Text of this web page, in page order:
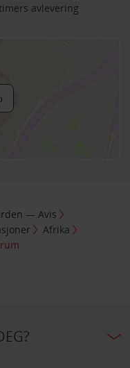
avlevering
— Avis
Afrika